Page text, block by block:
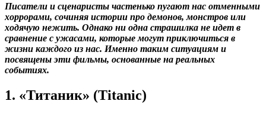
Писатели и сценаристы частенько пугают нас отменными
хоррорами, сочиняя истории про демонов, монстров или
ходячую нежить. Однако ни одна страшилка не идет в
сравнение с ужасами, которые могут приключиться в
жизни каждого из нас. Именно таким ситуациям и
посвящены эти фильмы, основанные на реальных
событиях.
1. «Титаник» (Titanic)